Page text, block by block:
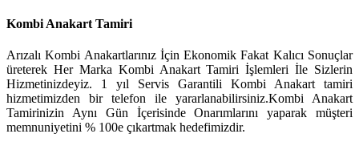
Kombi Anakart Tamiri
Arızalı Kombi Anakartlarınız İçin Ekonomik Fakat Kalıcı Sonuçlar
üreterek Her Marka Kombi Anakart Tamiri İşlemleri İle Sizlerin
Hizmetinizdeyiz. 1 yıl Servis Garantili Kombi Anakart tamiri
hizmetimizden bir telefon ile yararlanabilirsiniz.Kombi Anakart
Tamirinizin Aynı Gün İçerisinde Onarımlarını yaparak müşteri
memnuniyetini % 100e çıkartmak hedefimizdir.